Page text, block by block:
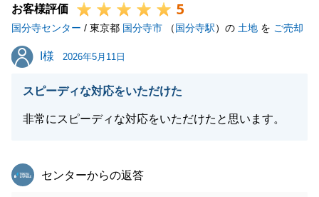
た。
お客様評価 5
国分寺センター / 東京都 国分寺市 （国分寺駅）の 土地 を ご売却
I様
I様 2026年5月11日
スピーディな対応をいただけた
非常にスピーディな対応をいただけたと思います。
東急リバブル
センターからの返答